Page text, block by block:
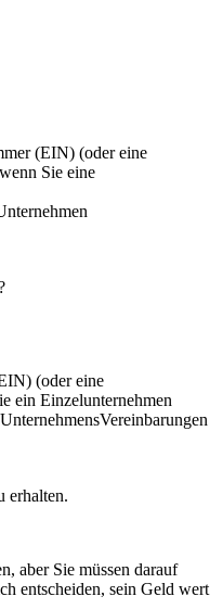
(EIN) (oder eine
Sie eine
(oder eine
ein Einzelunternehmen
Vereinbarungen
erhalten.
aber Sie müssen darauf
entscheiden, sein Geld wert